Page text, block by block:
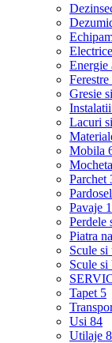
Electrice
Energie
Ferestre
Gresie
Instalatii
Lacuri
Mobila
Parchet
Pavaje
Perdele
Piatra
Scule si
Scule
Tapet 5
Usi 84
Utilaje